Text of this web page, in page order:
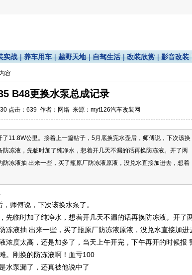
实战 |养车用车 |越野天地 |自驾生活 |改装欣赏 |影音改装
容
B48更换水泵总成记录
点击： 639作者：网络 来源：myt126汽车改装网
11.8W公里。接着上一篇帖子，5月底换完水壶后，师傅说，下次该换
冻液，先临时加了纯净水，想着开几天不漏的话再换防冻液。开了两
冻液抽 出来一些，买了瓶原厂防冻液原液，没兑水直接加进去，想着
师傅说，下次该换水泵了。
先临时加了纯净水，想着开几天不漏的话再换防冻液。开了
冻液抽 出来一些，买了瓶原厂防冻液原液，没兑水直接加进
浓度太高，还是加多了，当天上午开完，下午再开的时候报
。刚换的防冻液啊！血亏100
水泵漏了，还真被他说中了